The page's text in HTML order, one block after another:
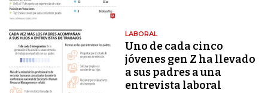
LABORAL
Uno de cada cinco
jóvenes gen Z ha llevado
a sus padres a una
entrevista laboral